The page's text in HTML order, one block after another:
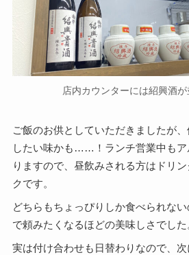
店内カウンターには紹興酒
ご飯のお供としていただきましたが
したい味かも……！ランチ営業中もア
りますので、昼飲みされる方はドリ
クです。
どちらもちょっぴりしか食べられな
で頼みたくなるほどの美味しさでした
実は付け合わせも日替わりなので、